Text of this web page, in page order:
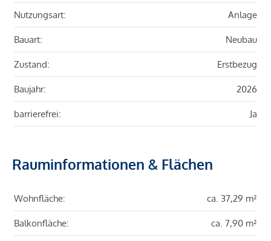
Nutzungsart: Anlage
Bauart: Neubau
Zustand: Erstbezug
Baujahr: 2026
barrierefrei: Ja
Rauminformationen & Flächen
Wohnfläche: ca. 37,29 m²
Balkonfläche: ca. 7,90 m²